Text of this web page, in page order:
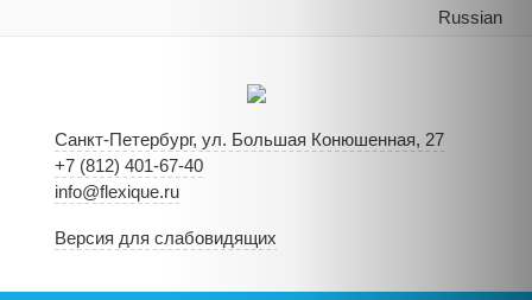
Russian
Санкт-Петербург, ул. Большая Конюшенная, 27
+7 (812) 401-67-40
info@flexique.ru
Версия для слабовидящих